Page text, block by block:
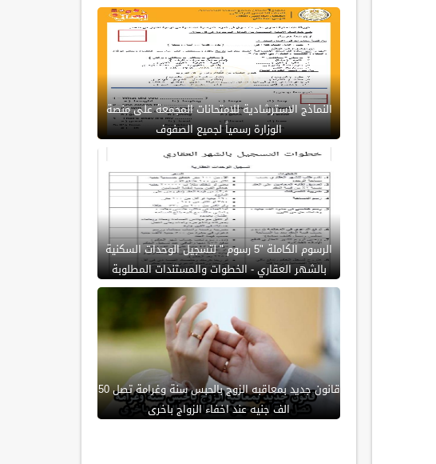
النماذج الاسترشادية للامتحانات المجمعة على منصة
الوزارة رسمياً لجميع الصفوف
الرسوم الكاملة "5 رسوم " لتسجيل الوحدات السكنية
بالشهر العقاري - الخطوات والمستندات المطلوبة
قانون جديد بمعاقبه الزوج بالحبس سنة وغرامة تصل 50
الف جنيه عند اخفاء الزواج باخرى